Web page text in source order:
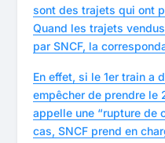
sont des trajets qui ont
Quand les trajets
par SNCF, la
En effet, si le 1er train a
empêcher de prendre le
appelle une “rupture de
cas, SNCF prend en